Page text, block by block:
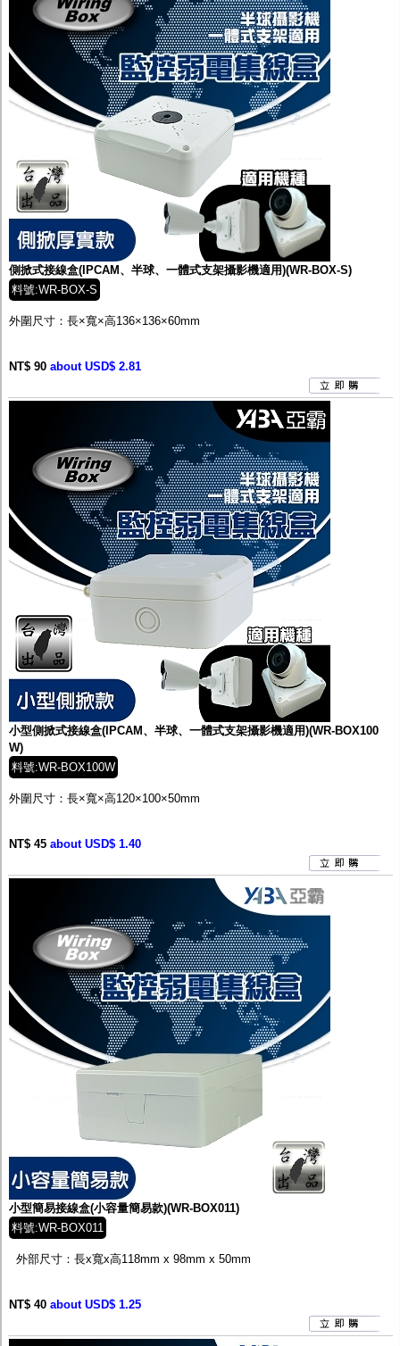
電腦工業機殼
客訂商品
側掀式接線盒(IPCAM、半球、一體式支架攝影機適用)(WR-BOX-S)
料號:WR-BOX-S
外圍尺寸：長×寬×高136×136×60mm
NT$ 90 about USD$ 2.81
小型側掀式接線盒(IPCAM、半球、一體式支架攝影機適用)(WR-BOX100
W)
料號:WR-BOX100W
外圍尺寸：長×寬×高120×100×50mm
NT$ 45 about USD$ 1.40
小型簡易接線盒(小容量簡易款)(WR-BOX011)
料號:WR-BOX011
外部尺寸：長x寬x高118mm x 98mm x 50mm
NT$ 40 about USD$ 1.25